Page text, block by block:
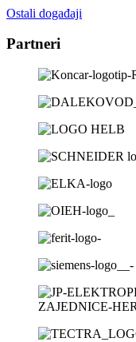
na
ops-
Ostali događaji
Partneri